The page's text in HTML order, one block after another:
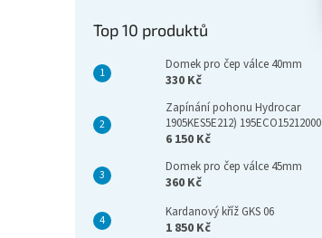
Top 10 produktů
Domek pro čep válce 40mm
330 Kč
Zapínání pohonu Hydrocar
1905KES5E212) 195ECO15212000
6 150 Kč
Domek pro čep válce 45mm
360 Kč
Kardanový kříž GKS 06
1 850 Kč